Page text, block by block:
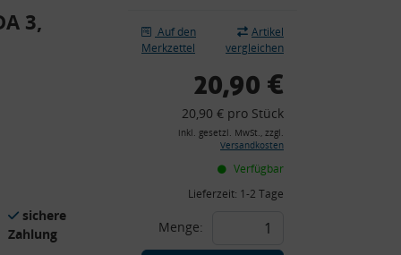
3,
sichere
Zahlung
Auf den
Merkzettel
Artikel
vergleichen
20,90 €
20,90 € pro Stück
inkl. gesetzl. MwSt., zzgl.
Versandkosten
Verfügbar
Lieferzeit: 1-2 Tage
Menge: